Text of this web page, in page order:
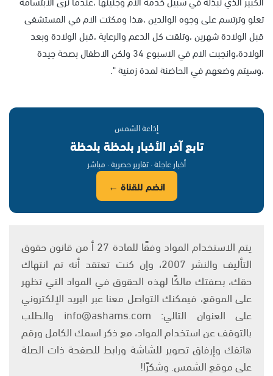
تعلو وترتسم على وجوه الوالدين ،هذا ومكثت الام في المستشفى
قبل الولادة شهرين ،وتلقت كل الدعم والرعاية ،قبل الولادة وبعد
الولادة،وانجبت الام في الاسبوع 34 ولكن الاطفال بصحة جيدة
،وسيتم وضعهم في الحاضنة لمدة زمنية ".
إذاعة الشمس
تابع آخر الأخبار بلحظة بلحظة
أخبار عاجلة · تقارير حصرية · مباشر
انضم للقناة ←
يتم الاستخدام المواد وفقًا للمادة 27 أ من قانون حقوق
التأليف والنشر 2007، وإن كنت تعتقد أنه تم انتهاك
حقك، بصفتك مالكًا لهذه الحقوق في المواد التي تظهر
على الموقع، فيمكنك التواصل معنا عبر البريد الإلكتروني
على العنوان التالي: info@ashams.com والطلب
بالتوقف عن استخدام المواد، مع ذكر اسمك الكامل ورقم
هاتفك وإرفاق تصوير للشاشة ورابط للصفحة ذات الصلة
على موقع الشمس. وشكرًا!